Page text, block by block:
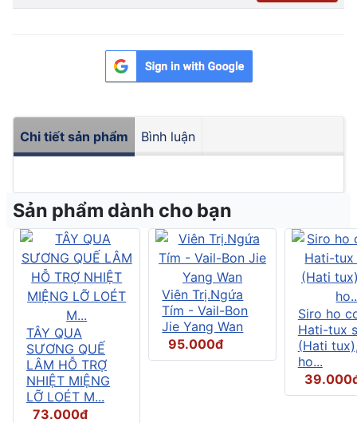
Chi tiết sản phẩm Bình luận
Sản phẩm dành cho bạn
TÂY QUA
SƯƠNG QUẾ
LÂM HỖ TRỢ
NHIỆT MIỆNG
LỠ LOÉT M...
73.000đ
Viên Trị.Ngứa
Tím - Vail-Bon
Jie Yang Wan
95.000đ
Siro ho
Hati-tux
(Hati
ho...